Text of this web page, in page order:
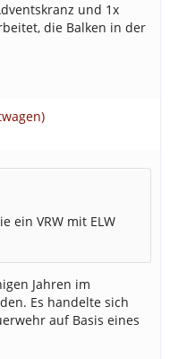
und 1x
die Balken in der
ein VRW mit ELW
Jahren im
Es handelte sich
auf Basis eines